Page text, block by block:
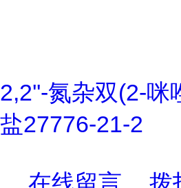
2,2''-氮杂双(2-咪
盐27776-21-2
在线留言 拨